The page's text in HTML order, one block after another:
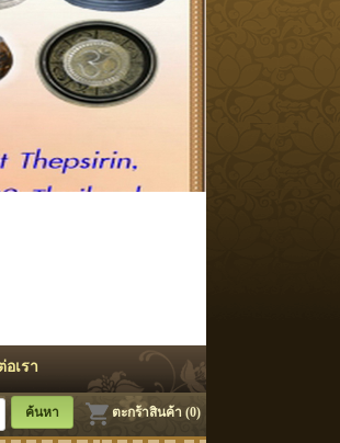
อเรา
ตะกร้าสินค้า (0)